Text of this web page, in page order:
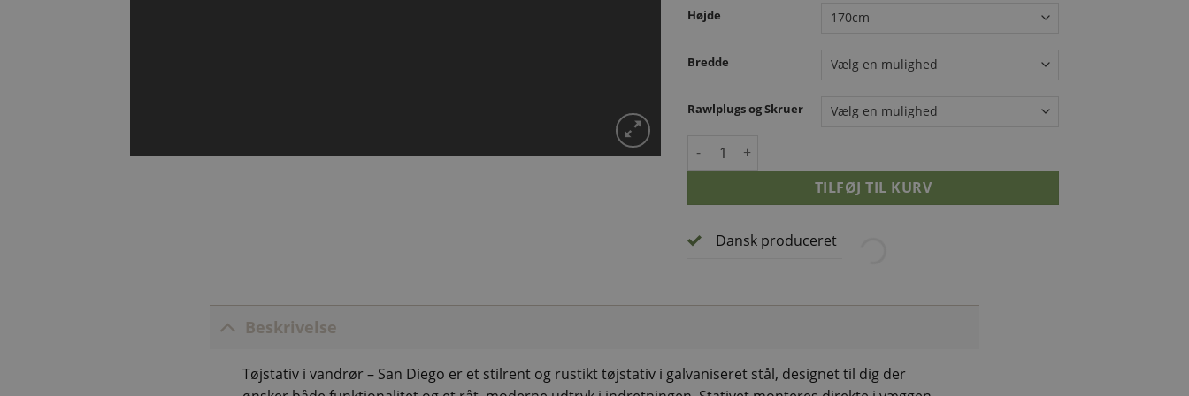
Højde
Bredde
Rawlplugs og Skruer
Tøjstativ i vandrør – San Diego antal
TILFØJ TIL KURV
Dansk produceret
Beskrivelse
Tøjstativ i vandrør – San Diego er et stilrent og rustikt tøjstativ i galvaniseret stål, designet til dig der